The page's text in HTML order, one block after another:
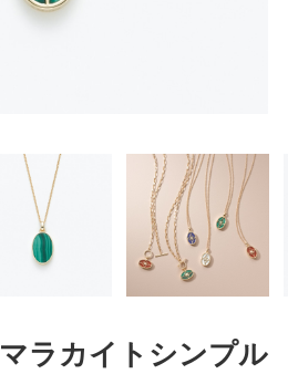
ラカイトシンプル